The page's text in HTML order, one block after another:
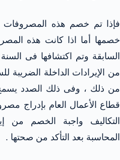
فإذا تم خصم هذه المصروفات
خصمها أما اذا كانت هذه
السابقة وتم اكتشافها فى
من الإيرادات الداخلة الضريبة
من ذلك ، وفى ذلك الصدد
قطاع الأعمال العام بإدراج
التكاليف واجبة الخصم من
المحاسبة بعد التأكد من صحتها .